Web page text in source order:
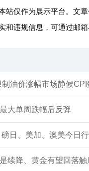
站仅作为展示平台。文
和违规信息，可通过邮
油价涨幅市场静候CPI
大单周跌幅后反弹
日、美加、澳美今日
续降、黄金有望回落触